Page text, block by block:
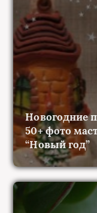
Новогодние
50+ фото
“Новый год”